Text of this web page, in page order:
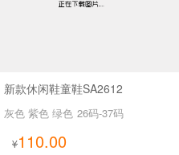
新款休闲鞋童鞋SA2612
灰色 紫色 绿色 26码-37码
¥110.00